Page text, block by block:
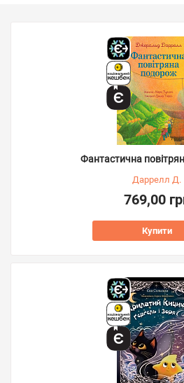
Фантастична
Даррелл Д.
769,00
Купити